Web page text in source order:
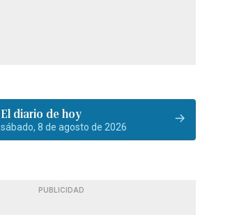
El diario de hoy
sábado, 8 de agosto de 2026
PUBLICIDAD